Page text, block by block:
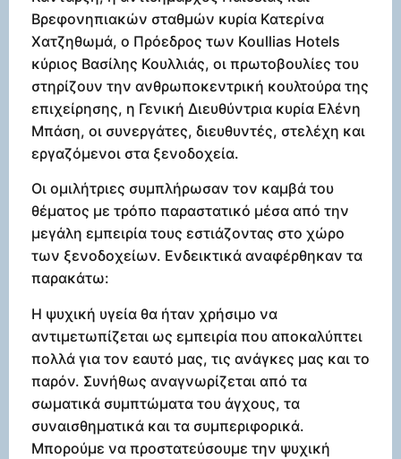
Βρεφονηπιακών σταθμών κυρία Κατερίνα
Χατζηθωμά, ο Πρόεδρος των Koullias Hotels
κύριος Βασίλης Κουλλιάς, οι πρωτοβουλίες του
στηρίζουν την ανθρωποκεντρική κουλτούρα της
επιχείρησης, η Γενική Διευθύντρια κυρία Ελένη
Μπάση, οι συνεργάτες, διευθυντές, στελέχη και
εργαζόμενοι στα ξενοδοχεία.
Οι ομιλήτριες συμπλήρωσαν τον καμβά του
θέματος με τρόπο παραστατικό μέσα από την
μεγάλη εμπειρία τους εστιάζοντας στο χώρο
των ξενοδοχείων. Ενδεικτικά αναφέρθηκαν τα
παρακάτω:
Η ψυχική υγεία θα ήταν χρήσιμο να
αντιμετωπίζεται ως εμπειρία που αποκαλύπτει
πολλά για τον εαυτό μας, τις ανάγκες μας και το
παρόν. Συνήθως αναγνωρίζεται από τα
σωματικά συμπτώματα του άγχους, τα
συναισθηματικά και τα συμπεριφορικά.
Μπορούμε να προστατεύσουμε την ψυχική